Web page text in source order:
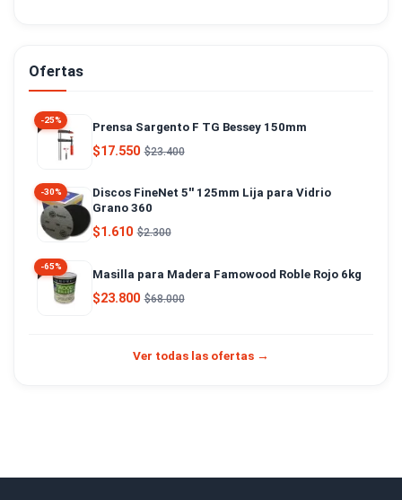
Ofertas
-25%
Prensa Sargento F TG Bessey 150mm
$17.550 $23.400
-30%
Discos FineNet 5'' 125mm Lija para Vidrio
Grano 360
$1.610 $2.300
-65%
Masilla para Madera Famowood Roble Rojo 6kg
$23.800 $68.000
Ver todas las ofertas →